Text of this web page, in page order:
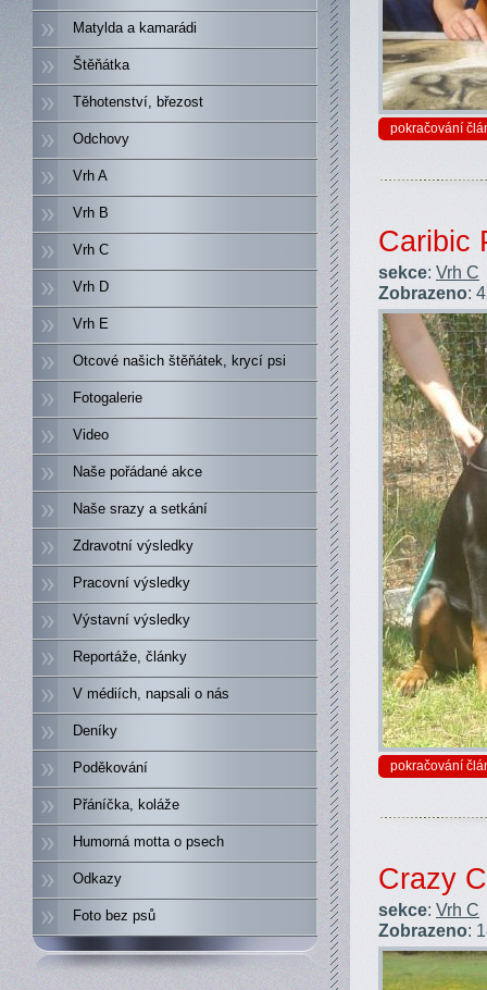
Matylda a kamarádi
Štěňátka
Těhotenství, březost
Odchovy
Vrh A
Vrh B
Vrh C
Vrh D
Vrh E
Otcové našich štěňátek, krycí psi
Fotogalerie
Video
Naše pořádané akce
Naše srazy a setkání
Zdravotní výsledky
Pracovní výsledky
Výstavní výsledky
Reportáže, články
V médiích, napsali o nás
Deníky
Poděkování
Přáníčka, koláže
Humorná motta o psech
Odkazy
Foto bez psů
pokračování
Caribic
sekce: Vrh C
Zobrazeno:
pokračování
Crazy
sekce: Vrh C
Zobrazeno: